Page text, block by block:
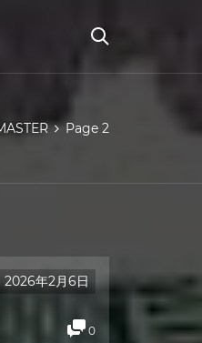
Page 2
2026年2月6日
0